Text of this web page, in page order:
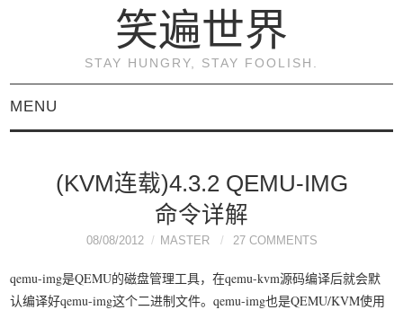
笑遍世界
STAY HUNGRY, STAY FOOLISH.
MENU
KVM虚拟化原理与实践
（连载）
《KVM虚拟化技术：实
(KVM连载)4.3.2 QEMU-IMG
命令详解
08/08/2012 MASTER 27 COMMENTS
qemu-img是QEMU的磁盘管理工具，在qemu-kvm源码编译后就会默
认编译好qemu-img这个二进制文件。qemu-img也是QEMU/KVM使用